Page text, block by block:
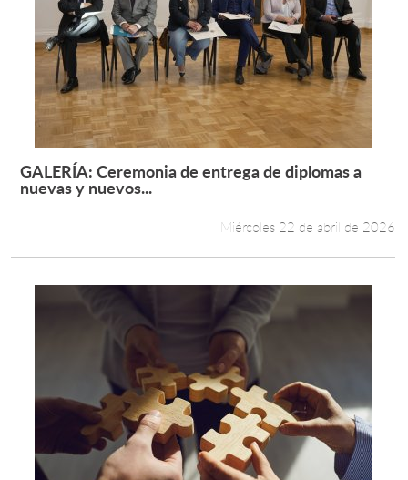
Leer más +
GALERÍA: Ceremonia de entrega de diplomas a
nuevas y nuevos...
Miércoles 22 de abril de 2026